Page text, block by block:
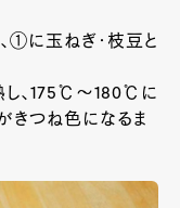
①に玉ねぎ・枝豆と
し、175℃～180℃に
きつね色になるま